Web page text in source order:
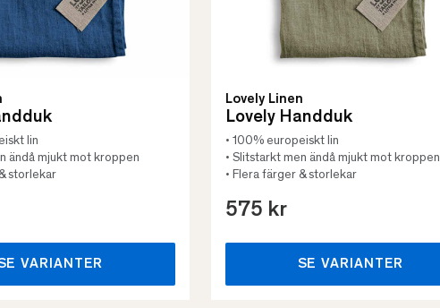
lin
ändå mjukt mot kroppen
storlekar
VARIANTER
Lovely Linen
Lovely Handduk
• 100% europeiskt lin
• Slitstarkt men ändå mjukt mot kroppen
• Flera färger & storlekar
575 kr
SE VARIANTER